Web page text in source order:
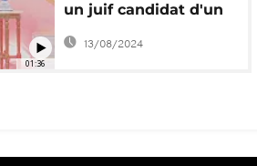
01:36
un juif candidat d'un
parti islamiste
13/08/2024